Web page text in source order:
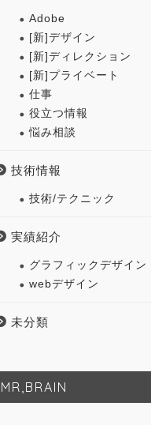
Adobe
[新]デザイン
[新]ディレクション
[新]プライベート
仕事
役立つ情報
悩み相談
技術情報
技術/テクニック
実績紹介
グラフィックデザイン
webデザイン
未分類
MR,BRAIN